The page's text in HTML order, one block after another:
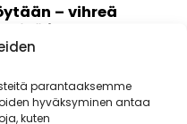
parantaaksemme
hyväksyminen antaa
kuten
– vihreä
ja herneletut
pieni ja sopivan
herkku,...